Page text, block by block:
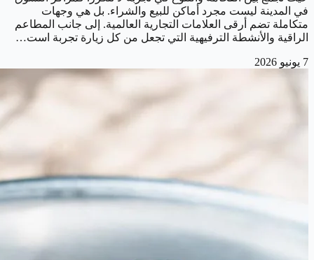
في المدينة ليست مجرد أماكن للبيع والشراء. بل هي وجهات
متكاملة تضم أرقى العلامات التجارية العالمية. إلى جانب المطاعم
الراقية والأنشطة الترفيهية التي تجعل من كل زيارة تجربة است…
7 يونيو 2026